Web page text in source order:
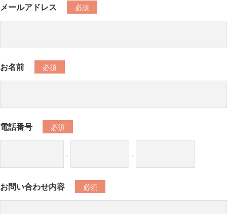
メールアドレス
お名前
電話番号
- -
お問い合わせ内容